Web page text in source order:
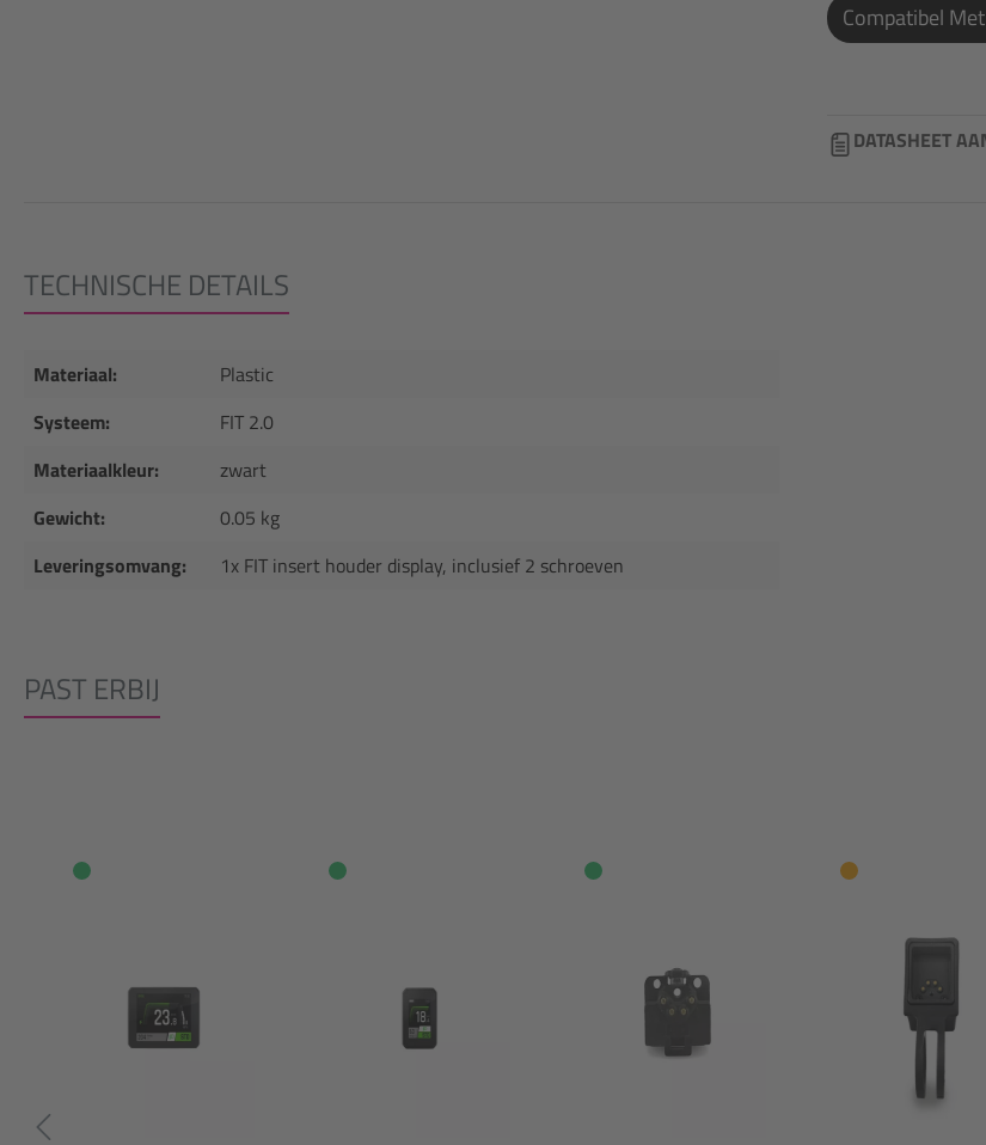
Compatibel
DATASHEET
TECHNISCHE DETAILS
Materiaal:
Plastic
Systeem:
FIT 2.0
Materiaalkleur:
zwart
Gewicht:
0.05 kg
Leveringsomvang:
1x FIT insert houder display, inclusief 2 schroeven
PAST ERBIJ